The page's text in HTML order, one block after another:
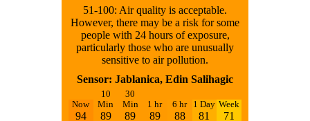
51-100: Air quality is acceptable.
However, there may be a risk for some
people with 24 hours of exposure,
particularly those who are unusually
sensitive to air pollution.
Sensor: Jablanica, Edin Salihagic
Now
94
10
Min
89
30
Min
89
1 hr
89
6 hr
88
1 Day
81
Week
71